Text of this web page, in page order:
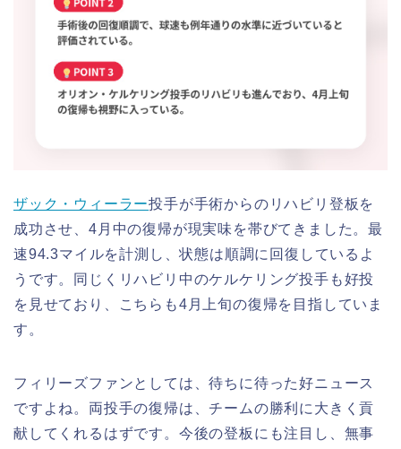
ザック・ウィーラー投手が手術からのリハビリ登板を
成功させ、4月中の復帰が現実味を帯びてきました。最
速94.3マイルを計測し、状態は順調に回復しているよ
うです。同じくリハビリ中のケルケリング投手も好投
を見せており、こちらも4月上旬の復帰を目指していま
す。
フィリーズファンとしては、待ちに待った好ニュース
ですよね。両投手の復帰は、チームの勝利に大きく貢
献してくれるはずです。今後の登板にも注目し、無事